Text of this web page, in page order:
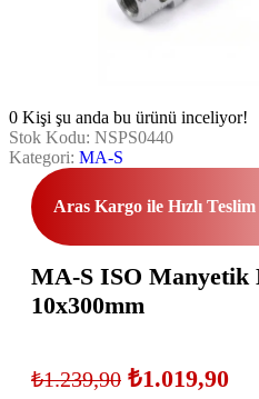
0 Kişi şu anda bu ürünü inceliyor!
Stok Kodu: NSPS0440
Kategori: MA-S
Aras Kargo ile Hızlı Teslim
MA-S ISO Manyetik
10x300mm
₺1.239,90 ₺1.019,90